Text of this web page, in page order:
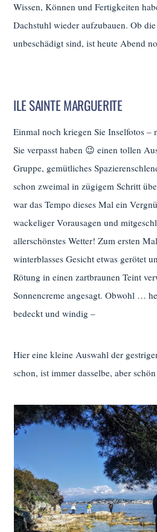
Wissen, Können und Fertigkeiten
Dachstuhl wieder aufzubauen. Ob
unbeschädigt sind, ist heute Abend
ILE SAINTE MARGUERITE
Einmal noch kriegen Sie Inselfotos –
Sie verpasst haben 😉 einen tollen
Gruppe, gemütliches
schon zweimal in zügigem Schritt
war das Tempo dieses Mal ein
wackeliger Vorausagen und
allerschönstes Wetter! Zum ersten
winterblasses Gesicht etwas gerötet
Rötung in einen zartbraunen Teint
Sonnencreme angesagt. Obwohl …
bedeckt und windig –
Hier eine kleine Auswahl der
schon, ist immer dasselbe, aber